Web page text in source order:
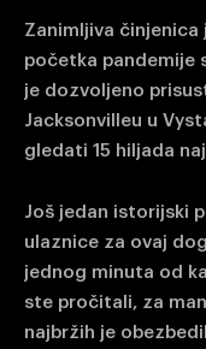
Zanimljiva činjenica
početka pandemije
je dozvoljeno
Jacksonvilleu u
gledati 15 hiljada
Još jedan istorijski
ulaznice za ovaj
jednog minuta od
ste pročitali, za
najbržih je